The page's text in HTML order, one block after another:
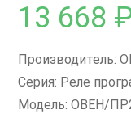
13 668
Производитель:
Серия: Реле
Модель: ОВЕН/